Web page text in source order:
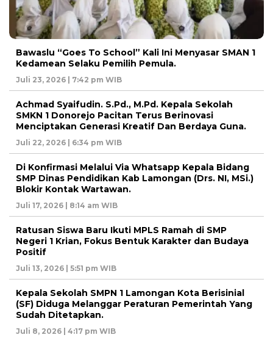
Bawaslu “Goes To School” Kali Ini Menyasar SMAN 1
Kedamean Selaku Pemilih Pemula.
Juli 23, 2026 | 7:42 pm WIB
Achmad Syaifudin. S.Pd., M.Pd. Kepala Sekolah
SMKN 1 Donorejo Pacitan Terus Berinovasi
Menciptakan Generasi Kreatif Dan Berdaya Guna.
Juli 22, 2026 | 6:34 pm WIB
Di Konfirmasi Melalui Via Whatsapp Kepala Bidang
SMP Dinas Pendidikan Kab Lamongan (Drs. NI, MSi.)
Blokir Kontak Wartawan.
Juli 17, 2026 | 8:14 am WIB
Ratusan Siswa Baru Ikuti MPLS Ramah di SMP
Negeri 1 Krian, Fokus Bentuk Karakter dan Budaya
Positif
Juli 13, 2026 | 5:51 pm WIB
Kepala Sekolah SMPN 1 Lamongan Kota Berisinial
(SF) Diduga Melanggar Peraturan Pemerintah Yang
Sudah Ditetapkan.
Juli 8, 2026 | 4:17 pm WIB